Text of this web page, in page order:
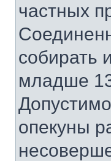
частных
собирать
младше
опекуны